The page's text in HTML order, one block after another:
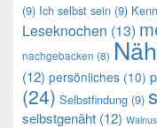
(9) Ich selbst sein (9)
Leseknochen (13)
nachgebacken (8)
(12) persönliches (10)
(24) Selbstfindung (9)
selbstgenäht (12)